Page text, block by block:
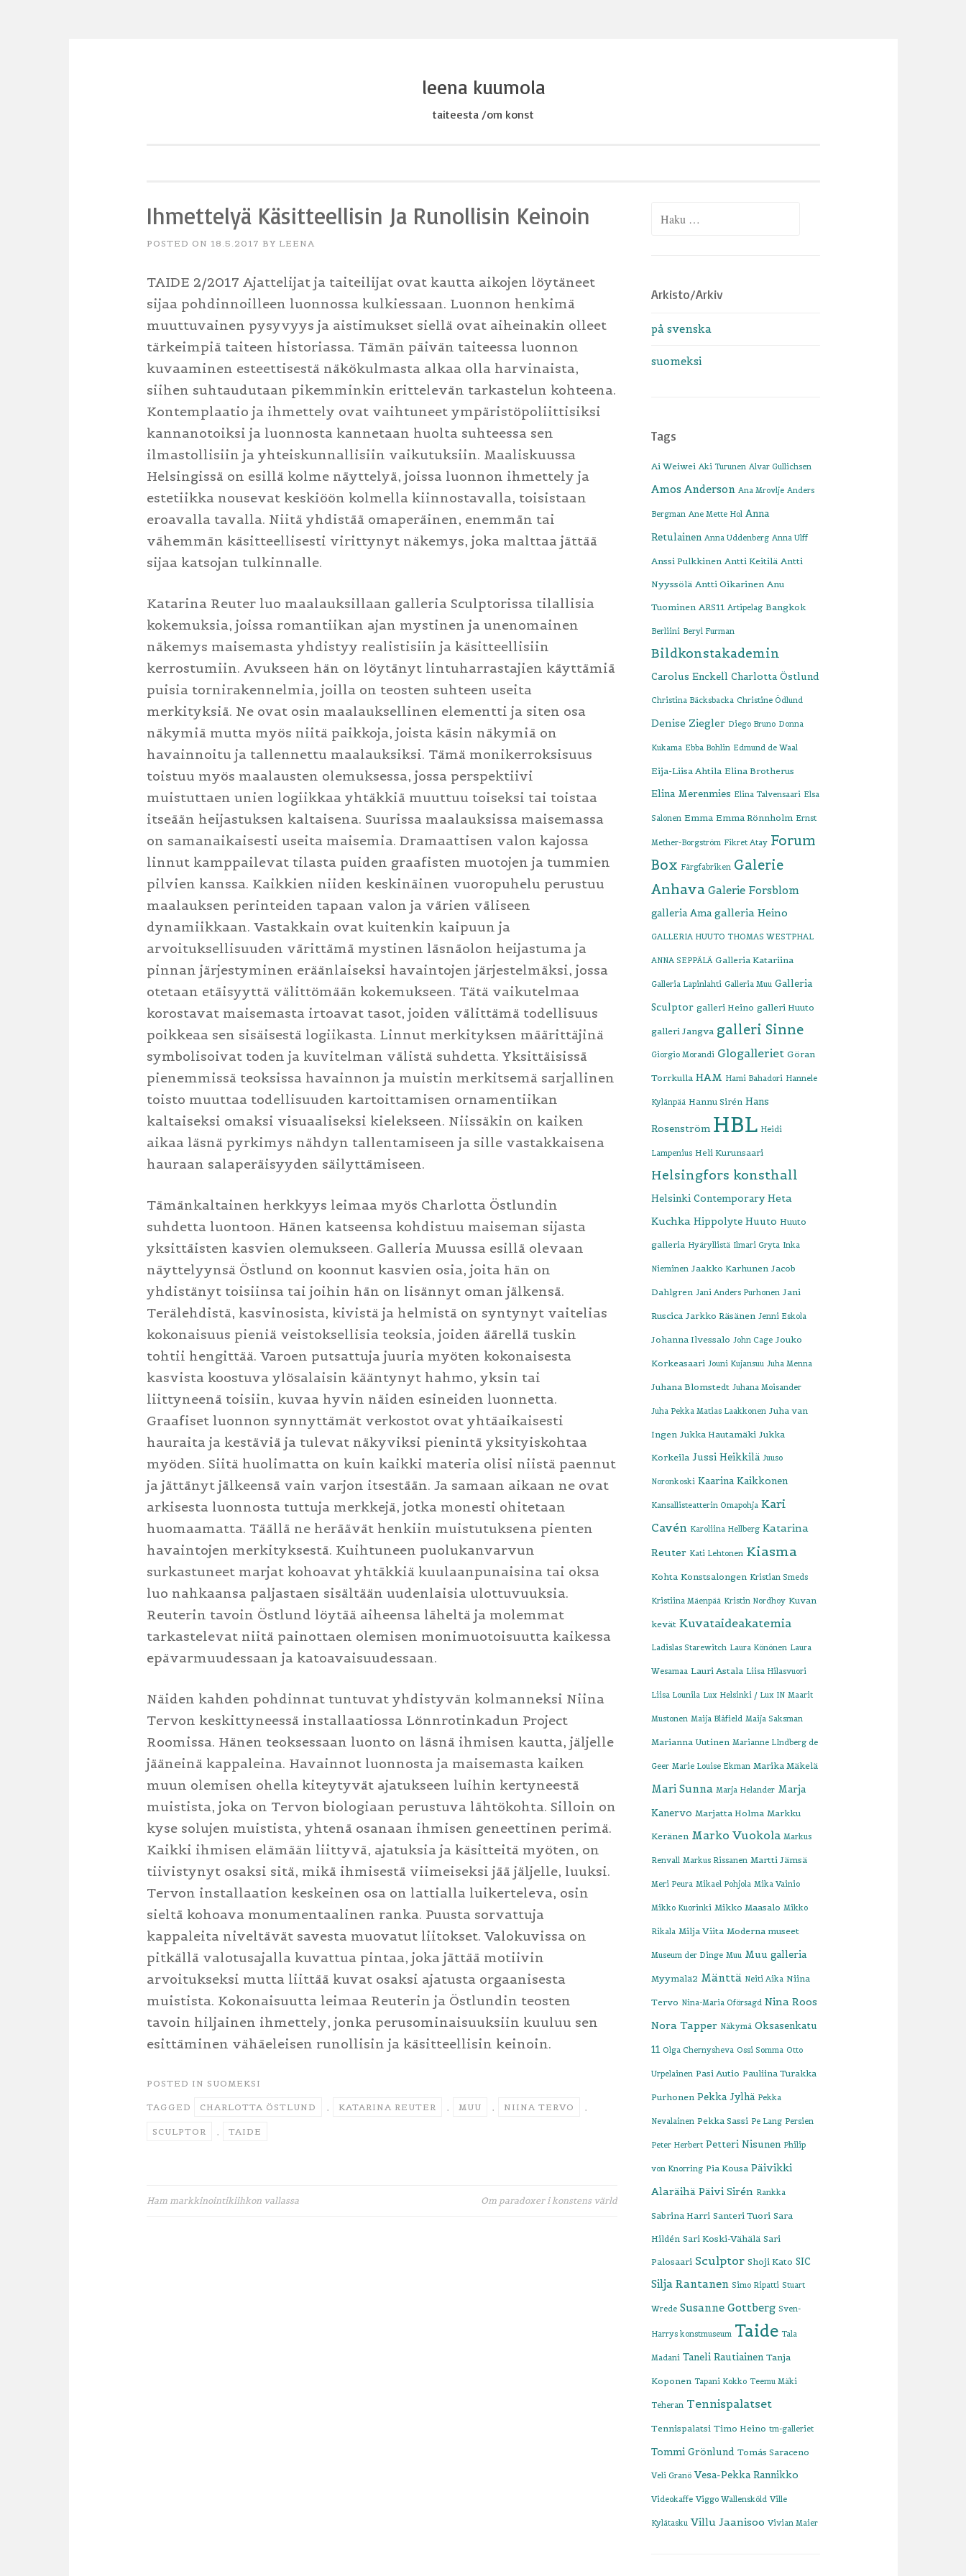
leena kuumola
taiteesta /om konst
Ihmettelyä Käsitteellisin Ja Runollisin Keinoin
POSTED ON 18.5.2017 BY LEENA
TAIDE 2/2017 Ajattelijat ja taiteilijat ovat kautta aikojen löytäneet
sijaa pohdinnoilleen luonnossa kulkiessaan. Luonnon henkimä
muuttuvainen pysyvyys ja aistimukset siellä ovat aiheinakin olleet
tärkeimpiä taiteen historiassa. Tämän päivän taiteessa luonnon
kuvaaminen esteettisestä näkökulmasta alkaa olla harvinaista,
siihen suhtaudutaan pikemminkin erittelevän tarkastelun kohteena.
Kontemplaatio ja ihmettely ovat vaihtuneet ympäristöpoliittisiksi
kannanotoiksi ja luonnosta kannetaan huolta suhteessa sen
ilmastollisiin ja yhteiskunnallisiin vaikutuksiin. Maaliskuussa
Helsingissä on esillä kolme näyttelyä, joissa luonnon ihmettely ja
estetiikka nousevat keskiöön kolmella kiinnostavalla, toisistaan
eroavalla tavalla. Niitä yhdistää omaperäinen, enemmän tai
vähemmän käsitteellisesti virittynyt näkemys, joka malttaa jättää
sijaa katsojan tulkinnalle.
Katarina Reuter luo maalauksillaan galleria Sculptorissa tilallisia
kokemuksia, joissa romantiikan ajan mystinen ja unenomainen
näkemys maisemasta yhdistyy realistisiin ja käsitteellisiin
kerrostumiin. Avukseen hän on löytänyt lintuharrastajien käyttämiä
puisia tornirakennelmia, joilla on teosten suhteen useita
merkityksiä. Ne ovat osin maalauksellinen elementti ja siten osa
näkymiä mutta myös niitä paikkoja, joista käsin näkymiä on
havainnoitu ja tallennettu maalauksiksi. Tämä monikerroksisuus
toistuu myös maalausten olemuksessa, jossa perspektiivi
muistuttaen unien logiikkaa yhtäkkiä muuttuu toiseksi tai toistaa
itseään heijastuksen kaltaisena. Suurissa maalauksissa maisemassa
on samanaikaisesti useita maisemia. Dramaattisen valon kajossa
linnut kamppailevat tilasta puiden graafisten muotojen ja tummien
pilvien kanssa. Kaikkien niiden keskinäinen vuoropuhelu perustuu
maalauksen perinteiden tapaan valon ja värien väliseen
dynamiikkaan. Vastakkain ovat kuitenkin kaipuun ja
arvoituksellisuuden värittämä mystinen läsnäolon heijastuma ja
pinnan järjestyminen eräänlaiseksi havaintojen järjestelmäksi, jossa
otetaan etäisyyttä välittömään kokemukseen. Tätä vaikutelmaa
korostavat maisemasta irtoavat tasot, joiden välittämä todellisuus
poikkeaa sen sisäisestä logiikasta. Linnut merkityksen määrittäjinä
symbolisoivat toden ja kuvitelman välistä suhdetta. Yksittäisissä
pienemmissä teoksissa havainnon ja muistin merkitsemä sarjallinen
toisto muuttaa todellisuuden kartoittamisen ornamentiikan
kaltaiseksi omaksi visuaaliseksi kielekseen. Niissäkin on kaiken
aikaa läsnä pyrkimys nähdyn tallentamiseen ja sille vastakkaisena
hauraan salaperäisyyden säilyttämiseen.
Tämänkaltainen herkkyys leimaa myös Charlotta Östlundin
suhdetta luontoon. Hänen katseensa kohdistuu maiseman sijasta
yksittäisten kasvien olemukseen. Galleria Muussa esillä olevaan
näyttelyynsä Östlund on koonnut kasvien osia, joita hän on
yhdistänyt toisiinsa tai joihin hän on lisännyt oman jälkensä.
Terälehdistä, kasvinosista, kivistä ja helmistä on syntynyt vaitelias
kokonaisuus pieniä veistoksellisia teoksia, joiden äärellä tuskin
tohtii hengittää. Varoen putsattuja juuria myöten kokonaisesta
kasvista koostuva ylösalaisin kääntynyt hahmo, yksin tai
liittyneenä toisiin, kuvaa hyvin näiden esineiden luonnetta.
Graafiset luonnon synnyttämät verkostot ovat yhtäaikaisesti
hauraita ja kestäviä ja tulevat näkyviksi pienintä yksityiskohtaa
myöden. Siitä huolimatta on kuin kaikki materia olisi niistä paennut
ja jättänyt jälkeensä vain varjon itsestään. Ja samaan aikaan ne ovat
arkisesta luonnosta tuttuja merkkejä, jotka monesti ohitetaan
huomaamatta. Täällä ne heräävät henkiin muistutuksena pienten
havaintojen merkityksestä. Kuihtuneen puolukanvarvun
surkastuneet marjat kohoavat yhtäkkiä kuulaanpunaisina tai oksa
luo nahkaansa paljastaen sisältään uudenlaisia ulottuvuuksia.
Reuterin tavoin Östlund löytää aiheensa läheltä ja molemmat
tarkastelevat niitä painottaen olemisen monimuotoisuutta kaikessa
epävarmuudessaan ja katoavaisuudessaan.
Näiden kahden pohdinnat tuntuvat yhdistyvän kolmanneksi Niina
Tervon keskittyneessä installaatiossa Lönnrotinkadun Project
Roomissa. Hänen teoksessaan luonto on läsnä ihmisen kautta, jäljelle
jääneinä kappaleina. Havainnot luonnosta ja maisemasta kaiken
muun olemisen ohella kiteytyvät ajatukseen luihin kertyneestä
muistista, joka on Tervon biologiaan perustuva lähtökohta. Silloin on
kyse solujen muistista, yhtenä osanaan ihmisen geneettinen perimä.
Kaikki ihmisen elämään liittyvä, ajatuksia ja käsitteitä myöten, on
tiivistynyt osaksi sitä, mikä ihmisestä viimeiseksi jää jäljelle, luuksi.
Tervon installaation keskeinen osa on lattialla luikerteleva, osin
sieltä kohoava monumentaalinen ranka. Puusta sorvattuja
kappaleita niveltävät savesta muovatut liitokset. Valokuvissa on
pitkällä valotusajalla kuvattua pintaa, joka jättää motiivin
arvoitukseksi mutta liittää kuvat osaksi ajatusta orgaanisesta
muistista. Kokonaisuutta leimaa Reuterin ja Östlundin teosten
tavoin hiljainen ihmettely, jonka perusominaisuuksiin kuuluu sen
esittäminen vähäeleisen runollisin ja käsitteellisin keinoin.
POSTED IN SUOMEKSI
TAGGED CHARLOTTA ÖSTLUND , KATARINA REUTER , MUU , NIINA TERVO ,
SCULPTOR , TAIDE
Artikkelien
Ham markkinointikiihkon vallassa Om paradoxer i konstens värld
Haku:
Arkisto/Arkiv
på svenska
suomeksi
Tags
Ai Weiwei Aki Turunen Alvar Gullichsen
Amos Anderson Ana Mrovlje Anders
Bergman Ane Mette Hol Anna
Retulainen Anna Uddenberg Anna Ulff
Anssi Pulkkinen Antti Keitilä Antti
Nyyssölä Antti Oikarinen Anu
Tuominen ARS11 Artipelag Bangkok
Berliini Beryl Furman
Bildkonstakademin
Carolus Enckell Charlotta Östlund
Christina Bäcksbacka Christine Ödlund
Denise Ziegler Diego Bruno Donna
Kukama Ebba Bohlin Edmund de Waal
Eija-Liisa Ahtila Elina Brotherus
Elina Merenmies Elina Talvensaari Elsa
Salonen Emma Emma Rönnholm Ernst
Mether-Borgström Fikret Atay Forum
Box Färgfabriken Galerie
Anhava Galerie Forsblom
galleria Ama galleria Heino
GALLERIA HUUTO THOMAS WESTPHAL
ANNA SEPPÄLÄ Galleria Katariina
Galleria Lapinlahti Galleria Muu Galleria
Sculptor galleri Heino galleri Huuto
galleri Jangva galleri Sinne
Giorgio Morandi Glogalleriet Göran
Torrkulla HAM Hami Bahadori Hannele
Kylänpää Hannu Sirén Hans
Rosenström HBL Heidi
Lampenius Heli Kurunsaari
Helsingfors konsthall
Helsinki Contemporary Heta
Kuchka Hippolyte Huuto Huuto
galleria Hyäryllistä Ilmari Gryta Inka
Nieminen Jaakko Karhunen Jacob
Dahlgren Jani Anders Purhonen Jani
Ruscica Jarkko Räsänen Jenni Eskola
Johanna Ilvessalo John Cage Jouko
Korkeasaari Jouni Kujansuu Juha Menna
Juhana Blomstedt Juhana Moisander
Juha Pekka Matias Laakkonen Juha van
Ingen Jukka Hautamäki Jukka
Korkeila Jussi Heikkilä Juuso
Noronkoski Kaarina Kaikkonen
Kansallisteatterin Omapohja Kari
Cavén Karoliina Hellberg Katarina
Reuter Kati Lehtonen Kiasma
Kohta Konstsalongen Kristian Smeds
Kristiina Mäenpää Kristin Nordhoy Kuvan
kevät Kuvataideakatemia
Ladislas Starewitch Laura Könönen Laura
Wesamaa Lauri Astala Liisa Hilasvuori
Liisa Lounila Lux Helsinki / Lux IN Maarit
Mustonen Maija Blåfield Maija Saksman
Marianna Uutinen Marianne LIndberg de
Geer Marie Louise Ekman Marika Mäkelä
Mari Sunna Marja Helander Marja
Kanervo Marjatta Holma Markku
Keränen Marko Vuokola Markus
Renvall Markus Rissanen Martti Jämsä
Meri Peura Mikael Pohjola Mika Vainio
Mikko Kuorinki Mikko Maasalo Mikko
Rikala Milja Viita Moderna museet
Museum der Dinge Muu Muu galleria
Myymälä2 Mänttä Neiti Aika Niina
Tervo Nina-Maria Oförsagd Nina Roos
Nora Tapper Näkymä Oksasenkatu
11 Olga Chernysheva Ossi Somma Otto
Urpelainen Pasi Autio Pauliina Turakka
Purhonen Pekka Jylhä Pekka
Nevalainen Pekka Sassi Pe Lang Persien
Peter Herbert Petteri Nisunen Philip
von Knorring Pia Kousa Päivikki
Alaräihä Päivi Sirén Rankka
Sabrina Harri Santeri Tuori Sara
Hildén Sari Koski-Vähälä Sari
Palosaari Sculptor Shoji Kato SIC
Silja Rantanen Simo Ripatti Stuart
Wrede Susanne Gottberg Sven-
Harrys konstmuseum Taide Tala
Madani Taneli Rautiainen Tanja
Koponen Tapani Kokko Teemu Mäki
Teheran Tennispalatset
Tennispalatsi Timo Heino tm-galleriet
Tommi Grönlund Tomás Saraceno
Veli Granö Vesa-Pekka Rannikko
Videokaffe Viggo Wallensköld Ville
Kylätasku Villu Jaanisoo Vivian Maier